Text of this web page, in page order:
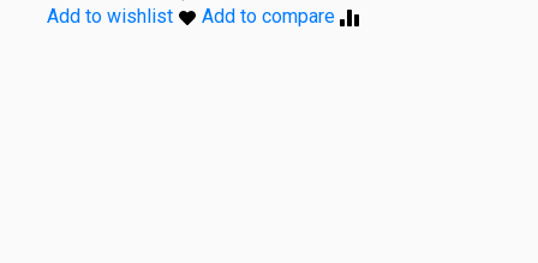
Add to wishlist
Add to compare